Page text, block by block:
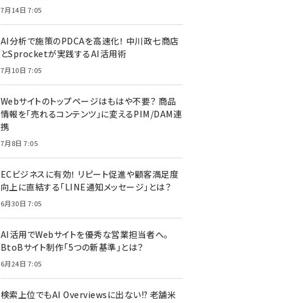
7月14日 7:05
AI分析で施策のPDCAを高速化！ 中川政七商店
とSprocketが実践するAI活用術
7月10日 7:05
Webサイトのトップページはもはや不要？ 商品
情報を「売れるコンテンツ」に変えるPIM/DAM連
携
7月8日 7:05
ECビジネスに有効！ リピート促進や顧客満足度
向上に直結する「LINE通知メッセージ」とは？
6月30日 7:05
AI活用でWebサイトを優秀な営業担当者へ。
BtoBサイト制作「5つの新基準」とは？
6月24日 7:05
検索上位でもAI Overviewsに出ない!? 老舗米